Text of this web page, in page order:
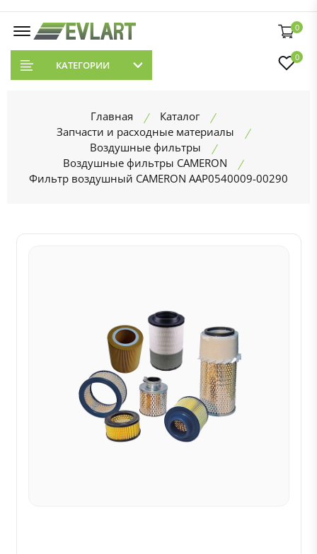
0
КАТЕГОРИИ
0
Главная
Каталог
Запчасти и расходные материалы
Воздушные фильтры
Воздушные фильтры CAMERON
Фильтр воздушный CAMERON AAP0540009-00290